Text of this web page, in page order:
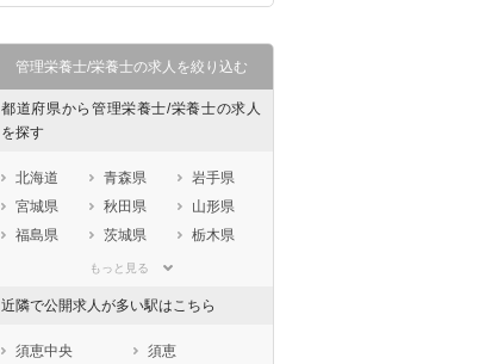
管理栄養士/栄養士の求人を絞り込む
都道府県から管理栄養士/栄養士の求人
を探す
北海道 青森県
岩手県
宮城県
秋田県
山形県
福島県
茨城県
栃木県
埼玉県
石川県
福井県
もっと見る
近隣で公開求人が多い駅はこちら
須恵中央
須恵